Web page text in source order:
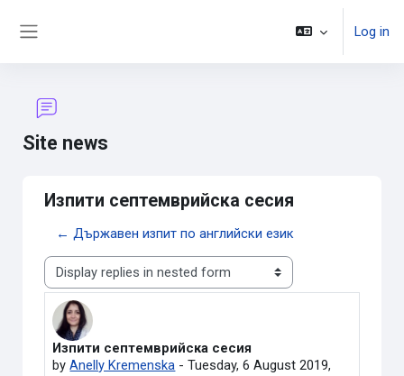
Log in
Site news
Изпити септемврийска сесия
← Държавен изпит по английски език
Display mode
Изпити септемврийска сесия
byAnelly Kremenska -Tuesday, 6 August 2019,
Number of replies: 0